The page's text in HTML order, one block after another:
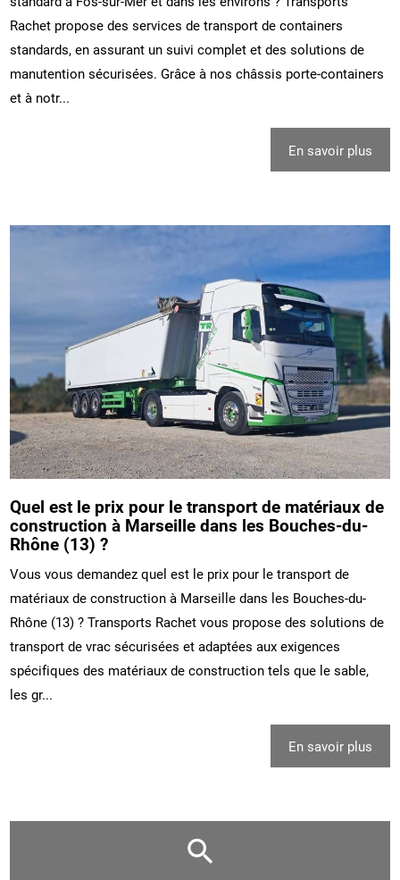
Rachet propose des services de transport de containers
standards, en assurant un suivi complet et des solutions de
manutention sécurisées. Grâce à nos châssis porte-containers
et à notr...
En savoir plus
Quel est le prix pour le transport de matériaux de
construction à Marseille dans les Bouches-du-
Rhône (13) ?
Vous vous demandez quel est le prix pour le transport de
matériaux de construction à Marseille dans les Bouches-du-
Rhône (13) ? Transports Rachet vous propose des solutions de
transport de vrac sécurisées et adaptées aux exigences
spécifiques des matériaux de construction tels que le sable,
les gr...
En savoir plus